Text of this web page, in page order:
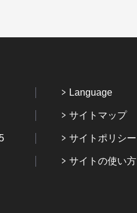
Language
サイトマップ
サイトポリシー
サイトの使い方